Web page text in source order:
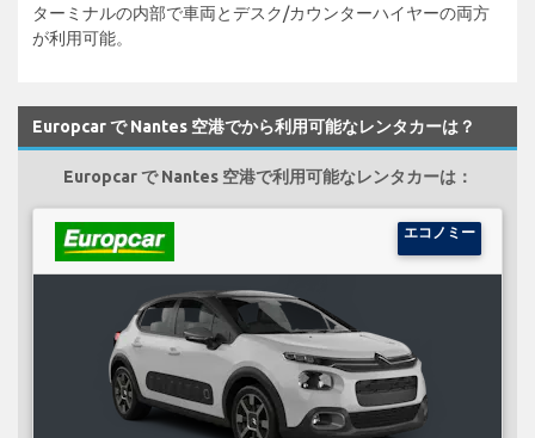
ターミナルの内部で車両とデスク/カウンターハイヤーの両方
が利用可能。
Europcar で Nantes 空港でから利用可能なレンタカーは？
Europcar で Nantes 空港で利用可能なレンタカーは：
エコノミー